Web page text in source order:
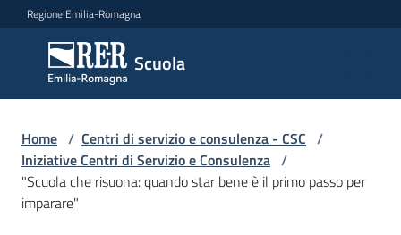
Vai al contenuto
Vai alla navigazione
Vai al footer
Regione Emilia-Romagna
Scuola
Scuola
Argomenti
Novità
Home / Centri di servizio e consulenza - CSC /
Iniziative Centri di Servizio e Consulenza /
"Scuola che risuona: quando star bene è il primo passo per
imparare"